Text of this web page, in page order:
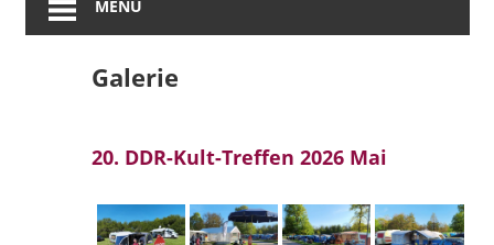
am
MENÜ
Galerie
20. DDR-Kult-Treffen 2026 Mai